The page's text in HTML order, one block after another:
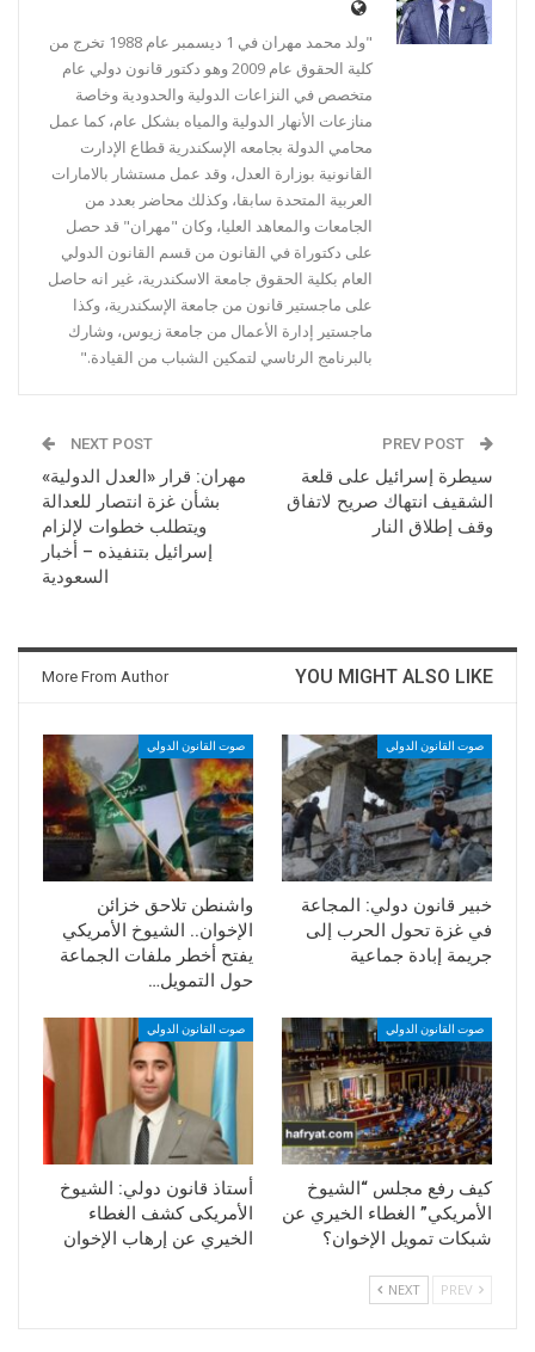
"ولد محمد مهران في 1 ديسمبر عام 1988 تخرج من
كلية الحقوق عام 2009 وهو دكتور قانون دولي عام
متخصص في النزاعات الدولية والحدودية وخاصة
منازعات الأنهار الدولية والمياه بشكل عام، كما عمل
محامي الدولة بجامعه الإسكندرية قطاع الإدارت
القانونية بوزارة العدل، وقد عمل مستشار بالامارات
العربية المتحدة سابقا، وكذلك محاضر بعدد من
الجامعات والمعاهد العليا، وكان "مهران" قد حصل
على دكتوراة في القانون من قسم القانون الدولي
العام بكلية الحقوق جامعة الاسكندرية، غير انه حاصل
على ماجستير قانون من جامعة الإسكندرية، وكذا
ماجستير إدارة الأعمال من جامعة زيوس، وشارك
بالبرنامج الرئاسي لتمكين الشباب من القيادة."
سيطرة إسرائيل على قلعة
الشقيف انتهاك صريح لاتفاق
وقف إطلاق النار
NEXT POST
مهران: قرار «العدل الدولية»
بشأن غزة انتصار للعدالة
ويتطلب خطوات لإلزام
إسرائيل بتنفيذه – أخبار
السعودية
YOU MIGHT ALSO LIKE
More From Author
صوت القانون الدولي
خبير قانون دولي: المجاعة
في غزة تحول الحرب إلى
جريمة إبادة جماعية
صوت القانون الدولي
واشنطن تلاحق خزائن
الإخوان.. الشيوخ الأمريكي
يفتح أخطر ملفات الجماعة
حول التمويل…
صوت القانون الدولي
كيف رفع مجلس “الشيوخ
الأمريكي” الغطاء الخيري عن
شبكات تمويل الإخوان؟
صوت القانون الدولي
أستاذ قانون دولي: الشيوخ
الأمريكى كشف الغطاء
الخيري عن إرهاب الإخوان
NEXT